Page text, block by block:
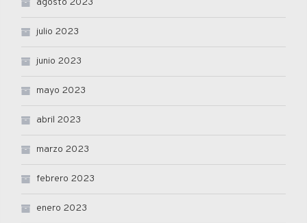
julio 2023
junio 2023
mayo 2023
abril 2023
marzo 2023
febrero 2023
enero 2023